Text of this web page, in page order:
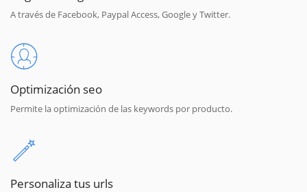
A través de Facebook, Paypal Access, Google y Twitter.
Optimización seo
Permite la optimización de las keywords por producto.
Personaliza tus urls